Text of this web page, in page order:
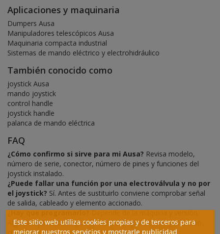
Aplicaciones y maquinaria
Dumpers Ausa
Manipuladores telescópicos Ausa
Maquinaria compacta industrial
Sistemas de mando eléctrico y electrohidráulico
También conocido como
joystick Ausa
mando joystick
control handle
joystick handle
palanca de mando eléctrica
FAQ
¿Cómo confirmo si sirve para mi Ausa? Revisa modelo,
número de serie, conector, número de pines y funciones del
joystick instalado.
¿Puede fallar una función por una electroválvula y no por
el joystick? Sí. Antes de sustituirlo conviene comprobar señal
de salida, cableado y elemento accionado.
¿Hay que programarlo?Depende de la máquina y versión.
Algunas aplicaciones pueden requerir ajuste o comprobación
Este sitio web utiliza cookies propias y de terceros para
mejorar nuestros servicios y mostrarle publicidad